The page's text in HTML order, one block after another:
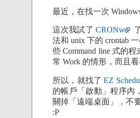
最近，在找一次
這次我試了 CRONw 了
法和 unix 下的 crontab
些 Command line 式的
常 Work 的情形，而且
所以，就找了EZ
的帳戶「啟動」程序內
關掉「遠端桌面」，不
:P